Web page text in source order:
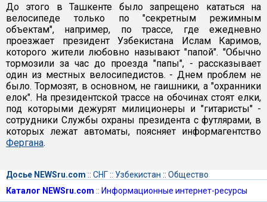
До этого в Ташкенте было запрещено кататься на
велосипеде только по "секретным режимным
объектам", например, по трассе, где ежедневно
проезжает президент Узбекистана Ислам Каримов,
которого жители любовно называют "папой". "Обычно
тормозили за час до проезда "папы", - рассказывает
один из местных велосипедистов. - Днем проблем не
было. Тормозят, в основном, не гаишники, а "охранники
елок". На президентской трассе на обочинах стоят елки,
под которыми дежурят милиционеры и "гитаристы" -
сотрудники Службы охраны президента с футлярами, в
которых лежат автоматы, поясняет информагентство
Фергана.
Досье NEWSru.com :: СНГ:: Узбекистан :: Общество
Каталог NEWSru.com :: Информационные интернет-ресурсы